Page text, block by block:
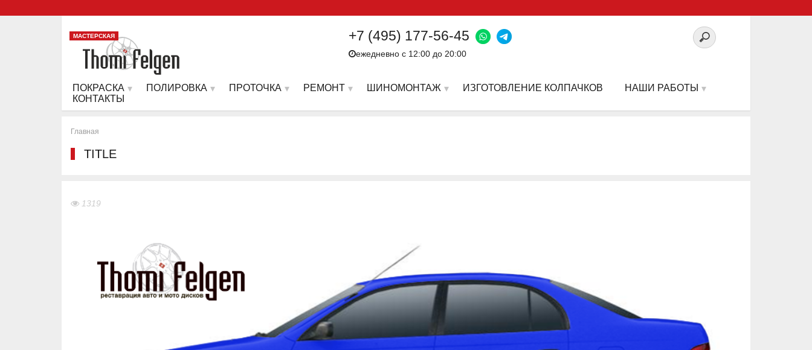
МАСТЕРСКАЯ +7 (495) 177-56-45
ежедневно с 12:00 до 20:00
ПОКРАСКА ПОЛИРОВКА ПРОТОЧКА РЕМОНТ ШИНОМОНТАЖ ИЗГОТОВЛЕНИЕ КОЛПАЧКОВ
НАШИ РАБОТЫ
КОНТАКТЫ
Главная
TITLE
1319